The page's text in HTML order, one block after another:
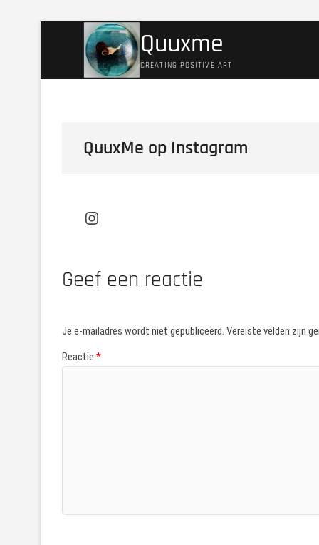
Quuxme
CREATING POSITIVE ART
QuuxMe op Instagram
Instagram
Geef een reactie
Je e-mailadres wordt niet gepubliceerd. Vereiste velden zijn
Reactie *